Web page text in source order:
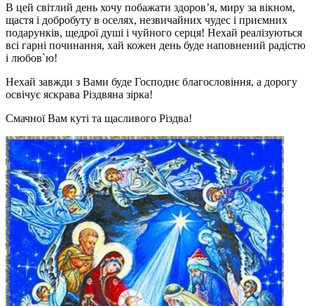
В цей світлий день хочу побажати здоров’я, миру за вікном,
щастя і добробуту в оселях, незвичайних чудес і приємних
подарунків, щедрої душі і чуйного серця! Нехай реалізуються
всі гарні починання, хай кожен день буде наповнений радістю
і любов`ю!
Нехай завжди з Вами буде Господнє благословіння, а дорогу
освічує яскрава Різдвяна зірка!
Смачної Вам куті та щасливого Різдва!